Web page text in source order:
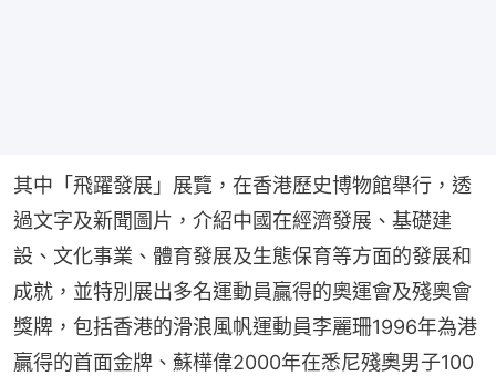
其中「飛躍發展」展覽，在香港歷史博物館舉行，透
過文字及新聞圖片，介紹中國在經濟發展、基礎建
設、文化事業、體育發展及生態保育等方面的發展和
成就，並特別展出多名運動員贏得的奧運會及殘奧會
獎牌，包括香港的滑浪風帆運動員李麗珊1996年為港
贏得的首面金牌、蘇樺偉2000年在悉尼殘奧男子100